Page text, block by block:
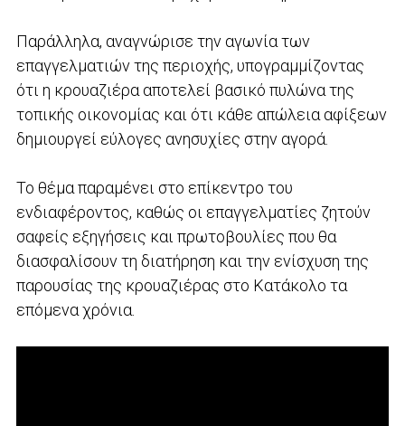
Παράλληλα, αναγνώρισε την αγωνία των
επαγγελματιών της περιοχής, υπογραμμίζοντας
ότι η κρουαζιέρα αποτελεί βασικό πυλώνα της
τοπικής οικονομίας και ότι κάθε απώλεια αφίξεων
δημιουργεί εύλογες ανησυχίες στην αγορά.
Το θέμα παραμένει στο επίκεντρο του
ενδιαφέροντος, καθώς οι επαγγελματίες ζητούν
σαφείς εξηγήσεις και πρωτοβουλίες που θα
διασφαλίσουν τη διατήρηση και την ενίσχυση της
παρουσίας της κρουαζιέρας στο Κατάκολο τα
επόμενα χρόνια.